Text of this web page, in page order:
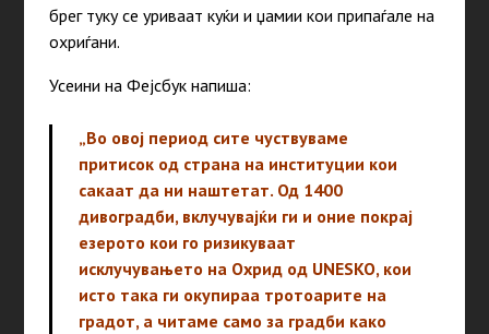
брег туку се уриваат куќи и џамии кои припаѓале на
охриѓани.
Усеини на Фејсбук напиша:
„Во овој период сите чуствуваме
притисок од страна на институции кои
сакаaт да ни наштетат. Од 1400
дивоградби, вклучувајќи ги и оние покрај
езерото кои го ризикуваат
исклучувањето на Охрид од UNESKO, кои
исто така ги окупираа тротоарите на
градот, а читаме само за градби како